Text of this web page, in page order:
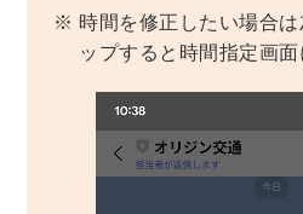
※ 時間を修正したい場合
ップすると時間指定画